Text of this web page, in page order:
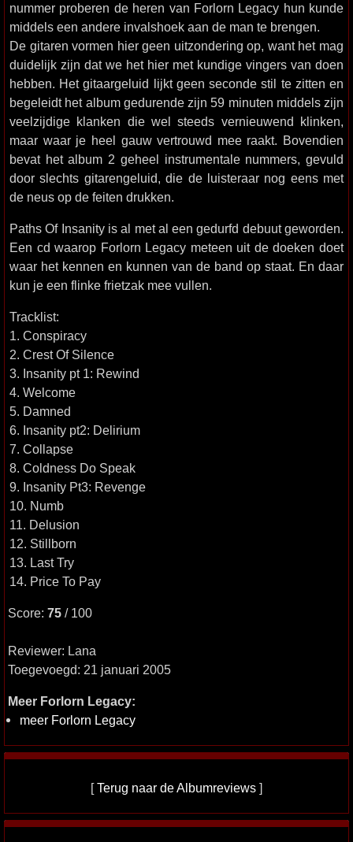
nummer proberen de heren van Forlorn Legacy hun kunde
middels een andere invalshoek aan de man te brengen.
De gitaren vormen hier geen uitzondering op, want het mag
duidelijk zijn dat we het hier met kundige vingers van doen
hebben. Het gitaargeluid lijkt geen seconde stil te zitten en
begeleidt het album gedurende zijn 59 minuten middels zijn
veelzijdige klanken die wel steeds vernieuwend klinken,
maar waar je heel gauw vertrouwd mee raakt. Bovendien
bevat het album 2 geheel instrumentale nummers, gevuld
door slechts gitarengeluid, die de luisteraar nog eens met
de neus op de feiten drukken.
Paths Of Insanity is al met al een gedurfd debuut geworden.
Een cd waarop Forlorn Legacy meteen uit de doeken doet
waar het kennen en kunnen van de band op staat. En daar
kun je een flinke frietzak mee vullen.
Tracklist:
1. Conspiracy
2. Crest Of Silence
3. Insanity pt 1: Rewind
4. Welcome
5. Damned
6. Insanity pt2: Delirium
7. Collapse
8. Coldness Do Speak
9. Insanity Pt3: Revenge
10. Numb
11. Delusion
12. Stillborn
13. Last Try
14. Price To Pay
Score: 75 / 100
Reviewer: Lana
Toegevoegd: 21 januari 2005
Meer Forlorn Legacy:
meer Forlorn Legacy
[Terug naar de Albumreviews ]